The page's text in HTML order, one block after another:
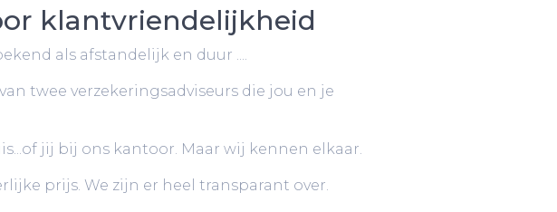
klantvriendelijkheid
als afstandelijk en duur ....
twee verzekeringsadviseurs die jou en je
jij bij ons kantoor. Maar wij kennen elkaar.
prijs. We zijn er heel transparant over.